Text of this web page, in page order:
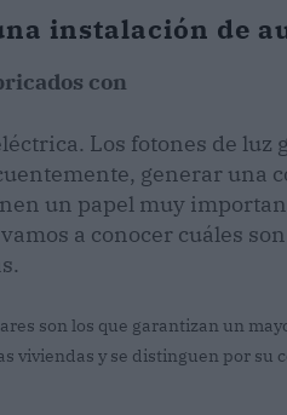
instalación de
con
Los fotones de luz
generar una
un papel muy
a conocer cuáles
son los que garantizan un
viviendas y se distinguen por su